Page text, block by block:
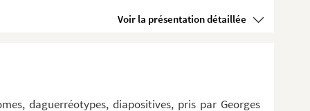
Voir la présentation détaillée
daguerréotypes, diapositives, pris par Georges